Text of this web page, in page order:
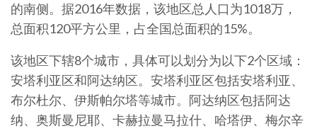
的南侧。据2016年数据，该地区总人口为1018万，
总面积120平方公里，占全国总面积的15%。
该地区下辖8个城市，具体可以划分为以下2个区域：
安塔利亚区和阿达纳区。安塔利亚区包括安塔利亚、
布尔杜尔、伊斯帕尔塔等城市。阿达纳区包括阿达
纳、奥斯曼尼耶、卡赫拉曼马拉什、哈塔伊、梅尔辛